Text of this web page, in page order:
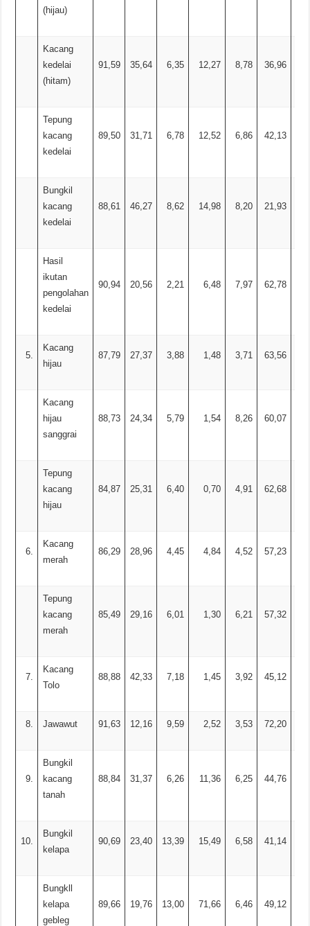
(hijau)
Kacang
kedelai
(hitam)
91,59 35,64 6,35 12,27 8,78 36,96
Tepung
kacang
kedelai
89,50 31,71 6,78 12,52 6,86 42,13
Bungkil
kacang
kedelai
88,61 46,27 8,62 14,98 8,20 21,93
Hasil
ikutan
pengolahan
kedelai
90,94 20,56 2,21 6,48 7,97 62,78
5.
Kacang
hijau
87,79 27,37 3,88 1,48 3,71 63,56
Kacang
hijau
sanggrai
88,73 24,34 5,79 1,54 8,26 60,07
Tepung
kacang
hijau
84,87 25,31 6,40 0,70 4,91 62,68
6.
Kacang
merah
86,29 28,96 4,45 4,84 4,52 57,23
Tepung
kacang
merah
85,49 29,16 6,01 1,30 6,21 57,32
7.
Kacang
Tolo
88,88 42,33 7,18 1,45 3,92 45,12
8. Jawawut 91,63 12,16 9,59 2,52 3,53 72,20
9.
Bungkil
kacang
tanah
88,84 31,37 6,26 11,36 6,25 44,76
10.
Bungkil
kelapa
90,69 23,40 13,39 15,49 6,58 41,14
Bungkll
kelapa
gebleg
89,66 19,76 13,00 71,66 6,46 49,12